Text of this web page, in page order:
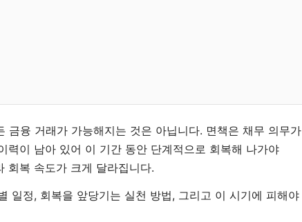
금융 거래가 가능해지는 것은 아닙니다. 면책은 채무 의무가
력이 남아 있어 이 기간 동안 단계적으로 회복해 나가야
회복 속도가 크게 달라집니다.
일정, 회복을 앞당기는 실천 방법, 그리고 이 시기에 피해야